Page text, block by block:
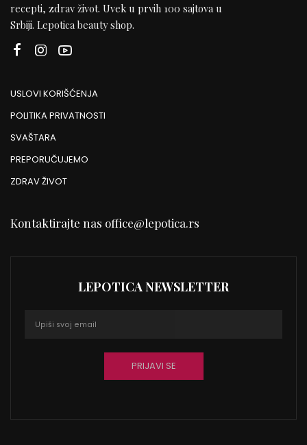
recepti, zdrav život. Uvek u prvih 100 sajtova u
Srbiji. Lepotica beauty shop.
USLOVI KORIŠĆENJA
POLITIKA PRIVATNOSTI
SVAŠTARA
PREPORUČUJEMO
ZDRAV ŽIVOT
Kontaktirajte nas office@lepotica.rs
LEPOTICA NEWSLETTER